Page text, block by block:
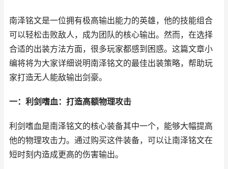
南泽铭文是一位拥有极高输出能力的英雄，他的技能组合
可以轻松击败敌人，成为团队的核心输出。然而，在选择
合适的出装方法方面，很多玩家都感到困惑。这篇文章小
编将将为大家详细说明南泽铭文的最佳出装策略，帮助玩
家打造无人能敌输出剑豪。
一：利剑嗜血：打造高额物理攻击
利剑嗜血是南泽铭文的核心装备其中一个，能够大幅提高
他的物理攻击力。通过购买这件装备，可以让南泽铭文在
短时刻内造成更高的伤害输出。